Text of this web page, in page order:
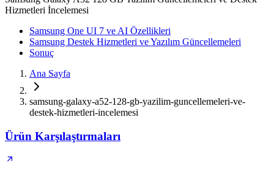
Hizmetleri İncelemesi
Samsung One UI 7 ve AI Özellikleri
Samsung Destek Hizmetleri ve Yazılım Güncellemeleri
Sonuç
Ana Sayfa
samsung-galaxy-a52-128-gb-yazilim-guncellemeleri-ve-
destek-hizmetleri-incelemesi
Ürün Karşılaştırmaları